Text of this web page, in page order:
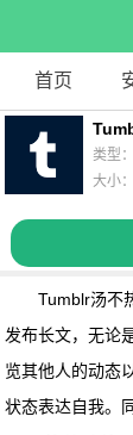
首页
类型
大小
Tumblr汤不
发布长文，无论
览其他人的动态
状态表达自我。